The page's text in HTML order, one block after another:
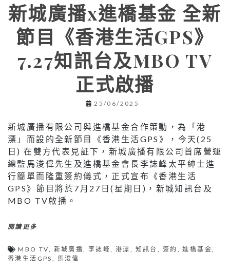
新城廣播x進橋基金 全新
節目《香港生活GPS》
7.27知訊台及MBO TV
正式啟播
25/06/2025
新城廣播有限公司與進橋基金合作策動，為「港
漂」而設的全新節目《香港生活GPS》，今天(25
日) 在雙方代表見証下，新城廣播有限公司首席營運
總監馬浚偉先生及進橋基金會長李誌峰太平紳士進
行簡單而隆重簽約儀式，正式宣布《香港生活
GPS》節目將於7月27日(星期日)，新城知訊台及
MBO TV啟播。
閱讀更多
MBO TV, 新城廣播,李誌峰,港漂 , 知訊台 , 簽約 ,進橋基金,
香港生活GPS , 馬浚偉